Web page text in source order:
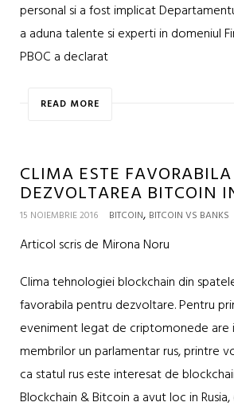
personal si a fost implicat
a aduna talente si experti in domeniul
PBOC a declarat
READ MORE
CLIMA ESTE
DEZVOLTAREA BITCOIN
15 NOIEMBRIE 2016 BITCOIN, BITCOIN VS BANKS
Articol scris de Mirona Noru
Clima tehnologiei blockchain din
favorabila pentru dezvoltare. Pentru
eveniment legat de criptomonede are
membrilor un parlamentar rus, printre
ca statul rus este interesat de
Blockchain & Bitcoin a avut loc in